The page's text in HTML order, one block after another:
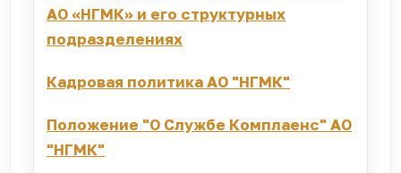
АО «НГМК» и его структурных
подразделениях
Кадровая политика АО "НГМК"
Положение "О Службе Комплаенс" АО
"НГМК"